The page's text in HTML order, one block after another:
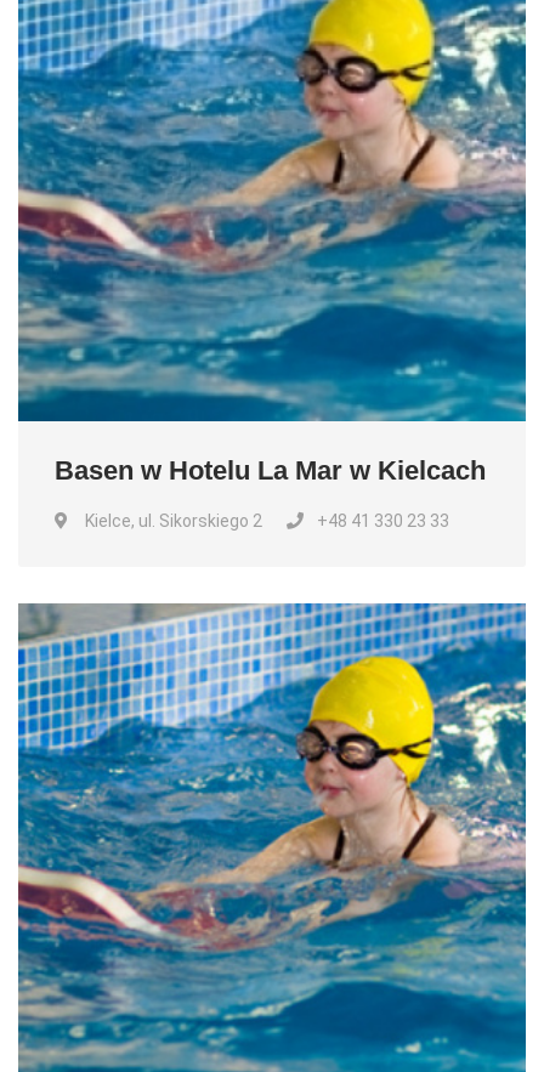
Basen w Hotelu La Mar w Kielcach
Kielce, ul. Sikorskiego 2 +48 41 330 23 33